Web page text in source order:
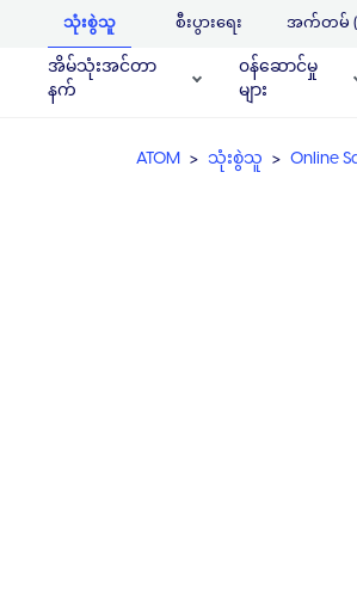
သုံးစွဲသူ စီးပွားရေး အက်တမ်
အိမ်သုံးအင်တာ
နက်
၀န်ဆောင်မှု
များ
ATOM သုံးစွဲသူ Online